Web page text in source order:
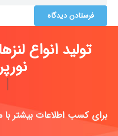
فرستادن دیدگاه
تولید انواع
برای کسب اطلاعات بیشتر با